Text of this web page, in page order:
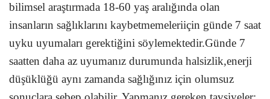
bilimsel araştırmada 18-60 yaş aralığında olan
insanların sağlıklarını kaybetmemeleriiçin günde 7 saat
uyku uyumaları gerektiğini söylemektedir.Günde 7
saatten daha az uyumanız durumunda halsizlik,enerji
düşüklüğü aynı zamanda sağlığınız için olumsuz